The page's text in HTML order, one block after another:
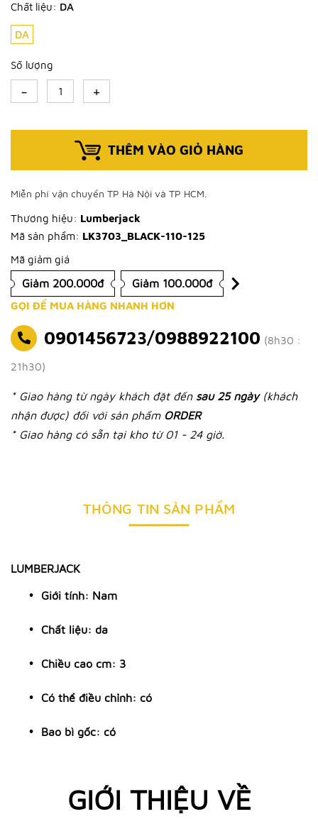
Chất liệu: DA
DA
Số lượng
- +
THÊM VÀO GIỎ HÀNG
Miễn phí vận chuyển TP Hà Nội và TP HCM.
Thương hiệu: Lumberjack
Mã sản phẩm: LK3703_BLACK-110-125
Mã giảm giá
Giảm 200.000đ Giảm 100.000đ
GỌI ĐỂ MUA HÀNG NHANH HƠN
0901456723/0988922100 (8h30 :
21h30)
* Giao hàng từ ngày khách đặt đến sau 25 ngày (khách
nhận được) đối với sản phẩm ORDER
* Giao hàng có sẵn tại kho từ 01 - 24 giờ.
THÔNG TIN SẢN PHẨM
LUMBERJACK
Giới tính: Nam
Chất liệu: da
Chiều cao cm: 3
Có thể điều chỉnh: có
Bao bì gốc: có
GIỚI THIỆU VỀ